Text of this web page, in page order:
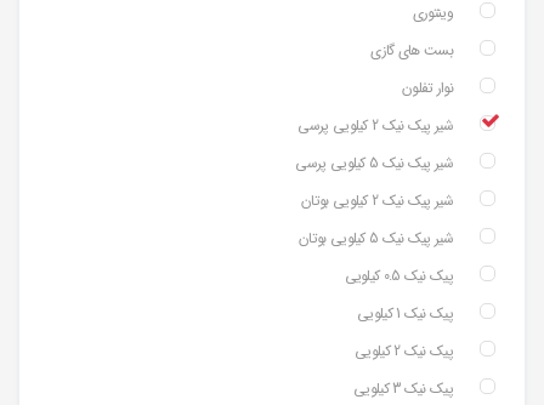
وینتوری
بست های گازی
نوار تفلون
شیر پیک نیک 2 کیلویی پرسی
شیر پیک نیک 5 کیلویی پرسی
شیر پیک نیک 2 کیلویی بوتان
شیر پیک نیک 5 کیلویی بوتان
پیک نیک 0.5 کیلویی
پیک نیک 1 کیلویی
پیک نیک 2 کیلویی
پیک نیک 3 کیلویی